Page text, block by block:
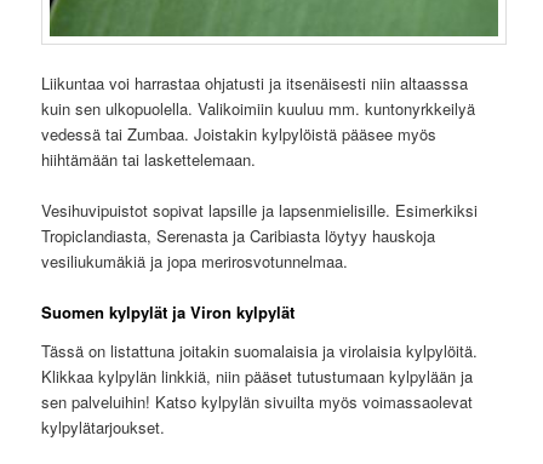
Liikuntaa voi harrastaa ohjatusti ja itsenäisesti niin altaasssa
kuin sen ulkopuolella. Valikoimiin kuuluu mm. kuntonyrkkeilyä
vedessä tai Zumbaa. Joistakin kylpylöistä pääsee myös
hiihtämään tai laskettelemaan.
Vesihuvipuistot sopivat lapsille ja lapsenmielisille. Esimerkiksi
Tropiclandiasta, Serenasta ja Caribiasta löytyy hauskoja
vesiliukumäkiä ja jopa merirosvotunnelmaa.
Suomen kylpylät ja Viron kylpylät
Tässä on listattuna joitakin suomalaisia ja virolaisia kylpylöitä.
Klikkaa kylpylän linkkiä, niin pääset tutustumaan kylpylään ja
sen palveluihin! Katso kylpylän sivuilta myös voimassaolevat
kylpylätarjoukset.